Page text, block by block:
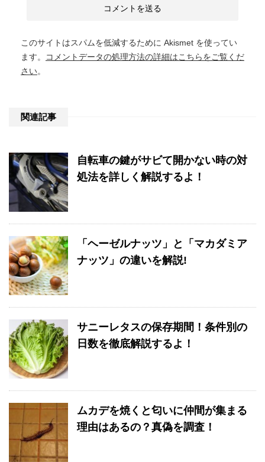
このサイトはスパムを低減するために Akismet を使ってい
ます。
コメントデータの処理方法の詳細はこちらをご覧くだ
さい。
関連記事
自転車の鍵がサビて開かない時の対
処法を詳しく解説するよ！
「ヘーゼルナッツ」と「マカダミア
ナッツ」の違いを解説!
サニーレタスの保存期間！条件別の
日数を徹底解説するよ！
ムカデを焼くと匂いに仲間が集まる
理由はあるの？真偽を調査！